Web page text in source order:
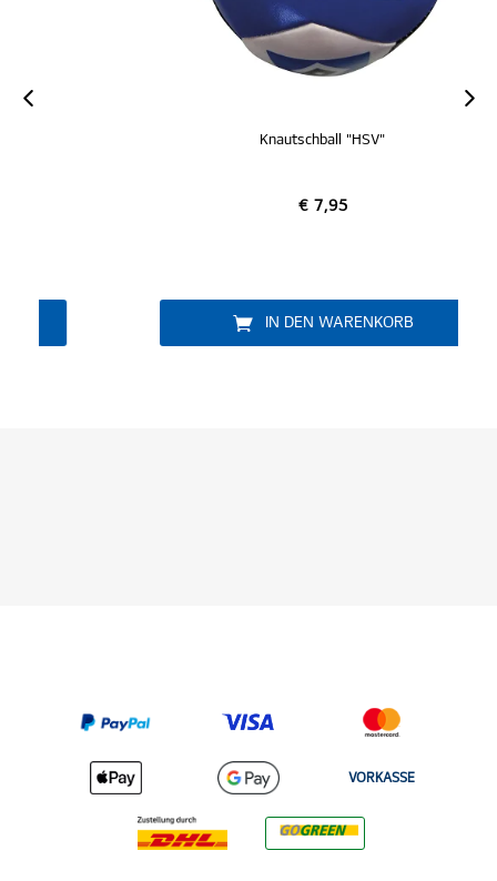
Knautschball "HSV"
IN DEN WARENKORB
VORKASSE